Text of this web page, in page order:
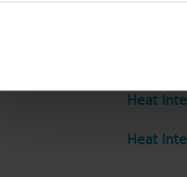
You can at any time
Heat
Heat